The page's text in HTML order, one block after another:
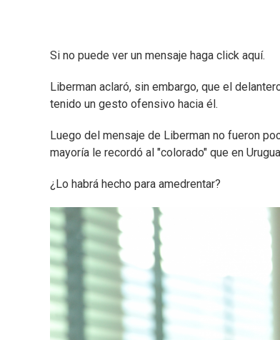
Si no puede ver un mensaje haga click aquí.
Liberman aclaró, sin embargo, que el
tenido un gesto ofensivo hacia él.
Luego del mensaje de Liberman no fueron
mayoría le recordó al "colorado" que en
¿Lo habrá hecho para amedrentar?